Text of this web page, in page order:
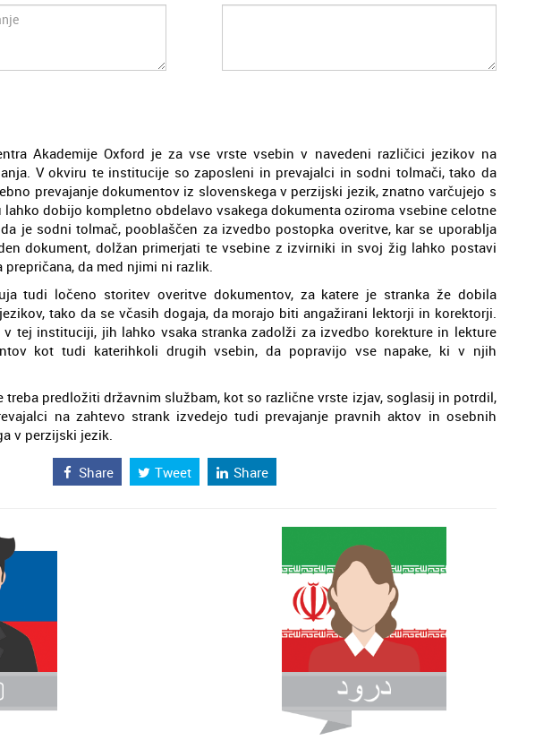
Akademije Oxford je za vse vrste vsebin v navedeni različici jezikov na
V okviru te institucije so zaposleni in prevajalci in sodni tolmači, tako da
prevajanje dokumentov iz slovenskega v perzijski jezik, znatno varčujejo s
lahko dobijo kompletno obdelavo vsakega dokumenta oziroma vsebine celotne
je sodni tolmač, pooblaščen za izvedbo postopka overitve, kar se uporablja
dokument, dolžan primerjati te vsebine z izvirniki in svoj žig lahko postavi
da med njimi ni razlik.
tudi ločeno storitev overitve dokumentov, za katere je stranka že dobila
tako da se včasih dogaja, da morajo biti angažirani lektorji in korektorji.
tej instituciji, jih lahko vsaka stranka zadolži za izvedbo korekture in lekture
kot tudi katerihkoli drugih vsebin, da popravijo vse napake, ki v njih
treba predložiti državnim službam, kot so različne vrste izjav, soglasij in potrdil,
na zahtevo strank izvedejo tudi prevajanje pravnih aktov in osebnih
v perzijski jezik.
Share Tweet Share